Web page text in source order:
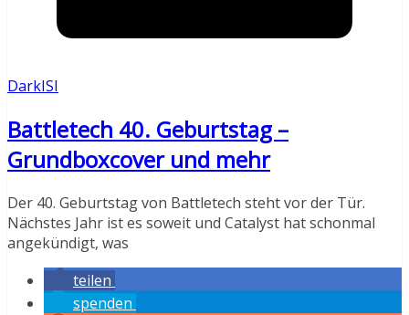
DarkISI
Battletech 40. Geburtstag –
Grundboxcover und mehr
Der 40. Geburtstag von Battletech steht vor der Tür.
Nächstes Jahr ist es soweit und Catalyst hat schonmal
angekündigt, was
teilen
spenden